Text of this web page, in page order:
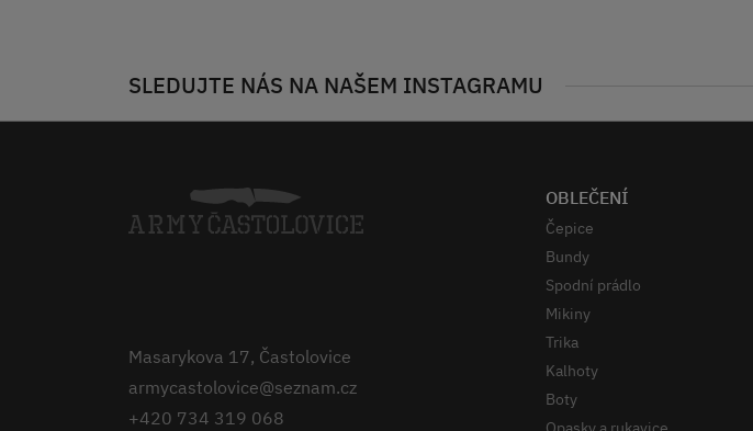
SLEDUJTE NÁS NA NAŠEM INSTAGRAMU
Masarykova 17, Častolovice
armycastolovice@seznam.cz
+420 734 319 068
OBLEČENÍ
Čepice
Bundy
Spodní prádlo
Mikiny
Trika
Kalhoty
Boty